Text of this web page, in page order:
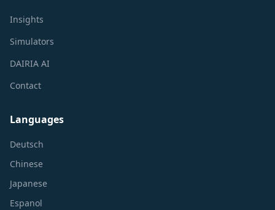
Insights
Simulators
DAIRIA AI
Contact
Languages
Deutsch
Chinese
Japanese
Espanol